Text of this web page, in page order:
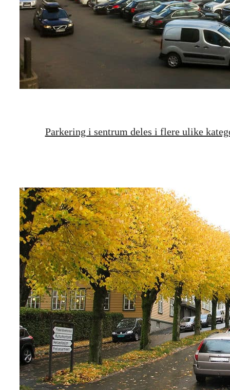
Parkering i sentrum deles i flere ulike